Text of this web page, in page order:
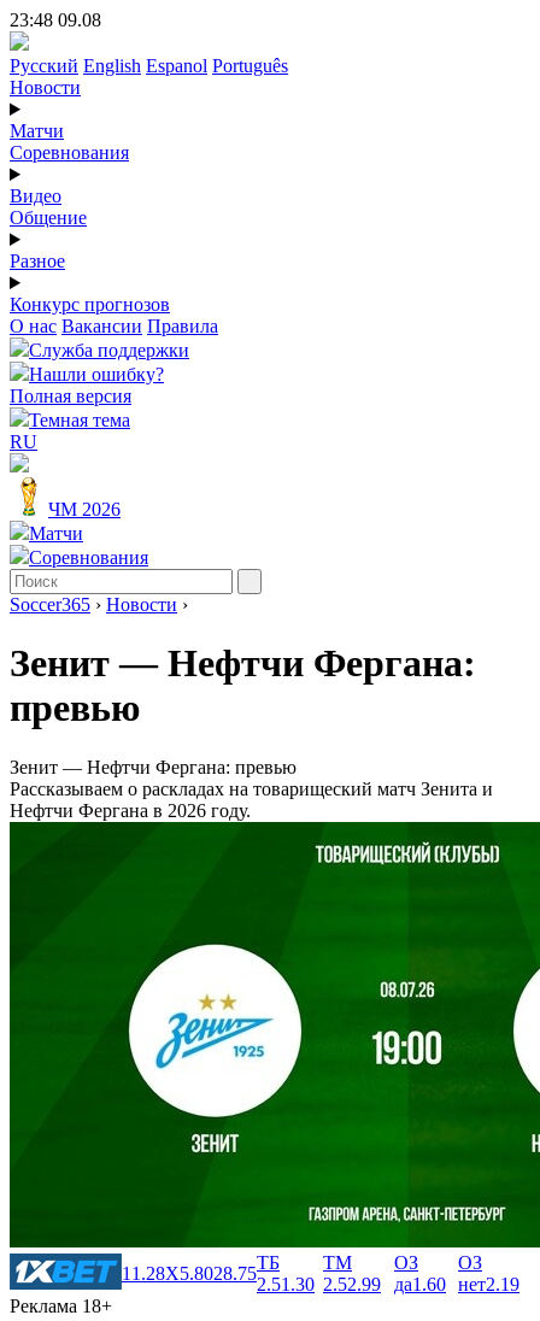
23:48 09.08
Русский English Espanol Português
Новости
Матчи
Соревнования
Видео
Общение
Разное
Конкурс прогнозов
О нас Вакансии Правила
Служба поддержки
Нашли ошибку?
Полная версия
Темная тема
RU
ЧМ 2026
Матчи
Соревнования
Soccer365 › Новости ›
Зенит ― Нефтчи Фергана:
превью
Зенит ― Нефтчи Фергана: превью
Рассказываем о раскладах на товарищеский матч Зенита и
Нефтчи Фергана в 2026 году.
1 1.28X5.8028.75
ТБ
2.51.30
ТМ
2.52.99
ОЗ
да1.60
ОЗ
нет2.19
Реклама 18+